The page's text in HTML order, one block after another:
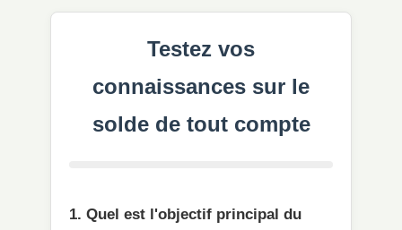
Testez vos
connaissances sur le
solde de tout compte
1. Quel est l'objectif principal du